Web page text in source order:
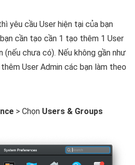
yêu cầu User hiện tại của bạn
cần tạo cần 1 tạo thêm 1 User
(nếu chưa có). Nếu không gần như
User Admin các bạn làm theo
> Chọn Users & Groups